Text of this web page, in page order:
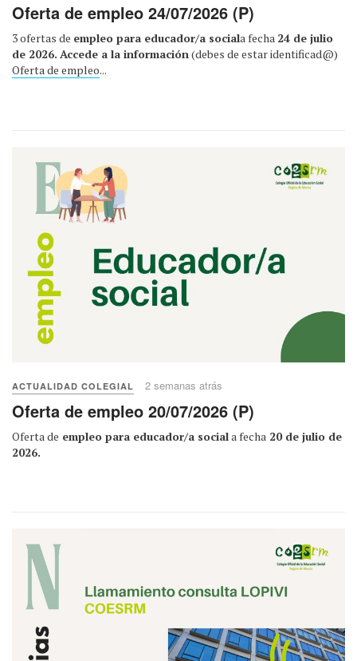
Oferta de empleo 24/07/2026 (P)
3 ofertas de empleo para educador/a sociala fecha 24 de julio
de 2026. Accede a la información(debes de estar identificad@)
Oferta de empleo...
ACTUALIDAD COLEGIAL 2 semanas atrás
Oferta de empleo 20/07/2026 (P)
Oferta de empleo para educador/a sociala fecha 20 de julio de
2026.